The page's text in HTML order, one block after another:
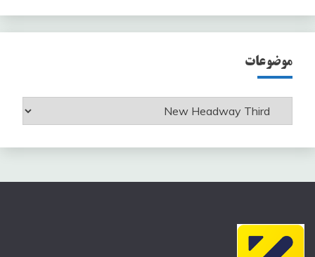
موضوعات
موضوعات